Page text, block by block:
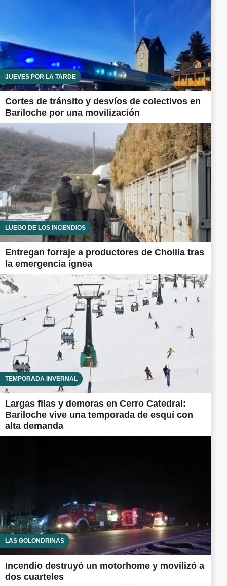
JUEVES POR LA TARDE
Cortes de tránsito y desvíos de colectivos en
Bariloche por una movilización
LUEGO DE LOS INCENDIOS
Entregan forraje a productores de Cholila tras
la emergencia ígnea
TEMPORADA INVERNAL
Largas filas y demoras en Cerro Catedral:
Bariloche vive una temporada de esquí con
alta demanda
LAS GOLONDRINAS
Incendio destruyó un motorhome y movilizó a
dos cuarteles